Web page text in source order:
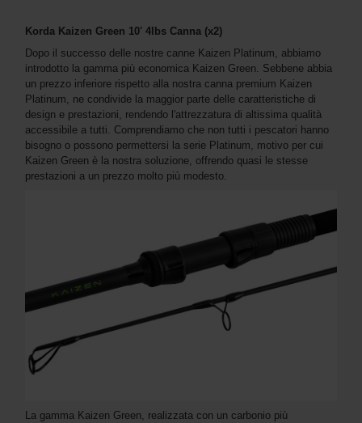
Korda Kaizen Green 10' 4lbs Canna (x2)
Dopo il successo delle nostre canne Kaizen Platinum, abbiamo
introdotto la gamma più economica Kaizen Green. Sebbene abbia
un prezzo inferiore rispetto alla nostra canna premium Kaizen
Platinum, ne condivide la maggior parte delle caratteristiche di
design e prestazioni, rendendo l'attrezzatura di altissima qualità
accessibile a tutti. Comprendiamo che non tutti i pescatori hanno
bisogno o possono permettersi la serie Platinum, motivo per cui
Kaizen Green è la nostra soluzione, offrendo quasi le stesse
prestazioni a un prezzo molto più modesto.
La gamma Kaizen Green, realizzata con un carbonio più